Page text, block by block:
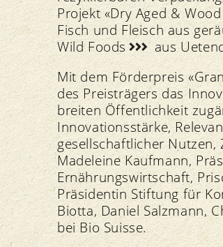
Projekt «Dry Aged &
Fisch und Fleisch aus
Wild Foods
aus
Mit dem Förderpreis
des Preisträgers das
breiten Öffentlichkeit
Innovationsstärke,
gesellschaftlicher Nutzen,
Madeleine Kaufmann,
Ernährungswirtschaft,
Präsidentin Stiftung für
Biotta, Daniel Salzmann,
bei Bio Suisse.